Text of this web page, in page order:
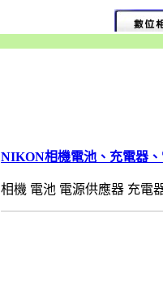
NIKON相機電池、充電器
相機 電池 電源供應器 充電